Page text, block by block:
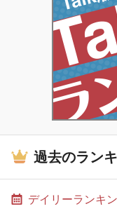
過去のラン
デイリーランキ